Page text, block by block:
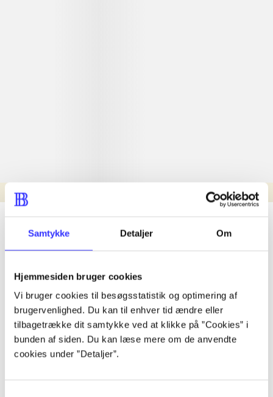
Samtykke Detaljer Om
Hjemmesiden bruger cookies
Vi bruger cookies til besøgsstatistik og optimering af
brugervenlighed. Du kan til enhver tid ændre eller
tilbagetrække dit samtykke ved at klikke på ”Cookies” i
bunden af siden. Du kan læse mere om de anvendte
cookies under ”Detaljer”.
Nyhed
lorem ipsum dolor sit amet ...
lorem ipsum dolor sit amet ...
lorem ipsum dolor sit amet ...
lorem ipsum dolor sit amet ...
lorem ipsum dolor sit amet ...
lorem ipsum dolor sit amet ...